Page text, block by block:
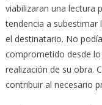
viabilizaran una lectura
tendencia a subestimar
el destinatario. No
comprometido desde
realización de su obra.
contribuir al necesario